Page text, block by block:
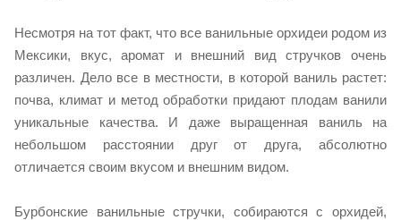
Несмотря на тот факт, что все ванильные орхидеи родом из
Мексики, вкус, аромат и внешний вид стручков очень
различен. Дело все в местности, в которой ваниль растет:
почва, климат и метод обработки придают плодам ванили
уникальные качества. И даже выращенная ваниль на
небольшом расстоянии друг от друга, абсолютно
отличается своим вкусом и внешним видом.
Бурбонские ванильные стручки, собираются с орхидей,